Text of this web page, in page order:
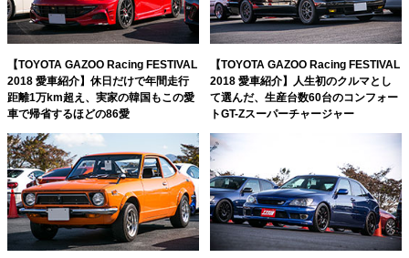
【TOYOTA GAZOO Racing FESTIVAL
2018 愛車紹介】休日だけで年間走行
距離1万km超え、実家の韓国もこの愛
車で帰省するほどの86愛
【TOYOTA GAZOO Racing FESTIVAL
2018 愛車紹介】人生初のクルマとし
て選んだ、生産台数60台のコンフォー
トGT-Zスーパーチャージャー